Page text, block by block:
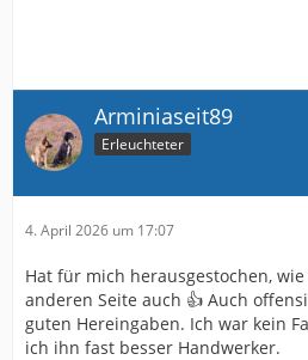
Arminiaseit89
Erleuchteter
4. April 2026 um 17:07
Hat für mich herausgestochen,
anderen Seite auch 👍 Auch
guten Hereingaben. Ich war kein
ich ihn fast besser Handwerker.